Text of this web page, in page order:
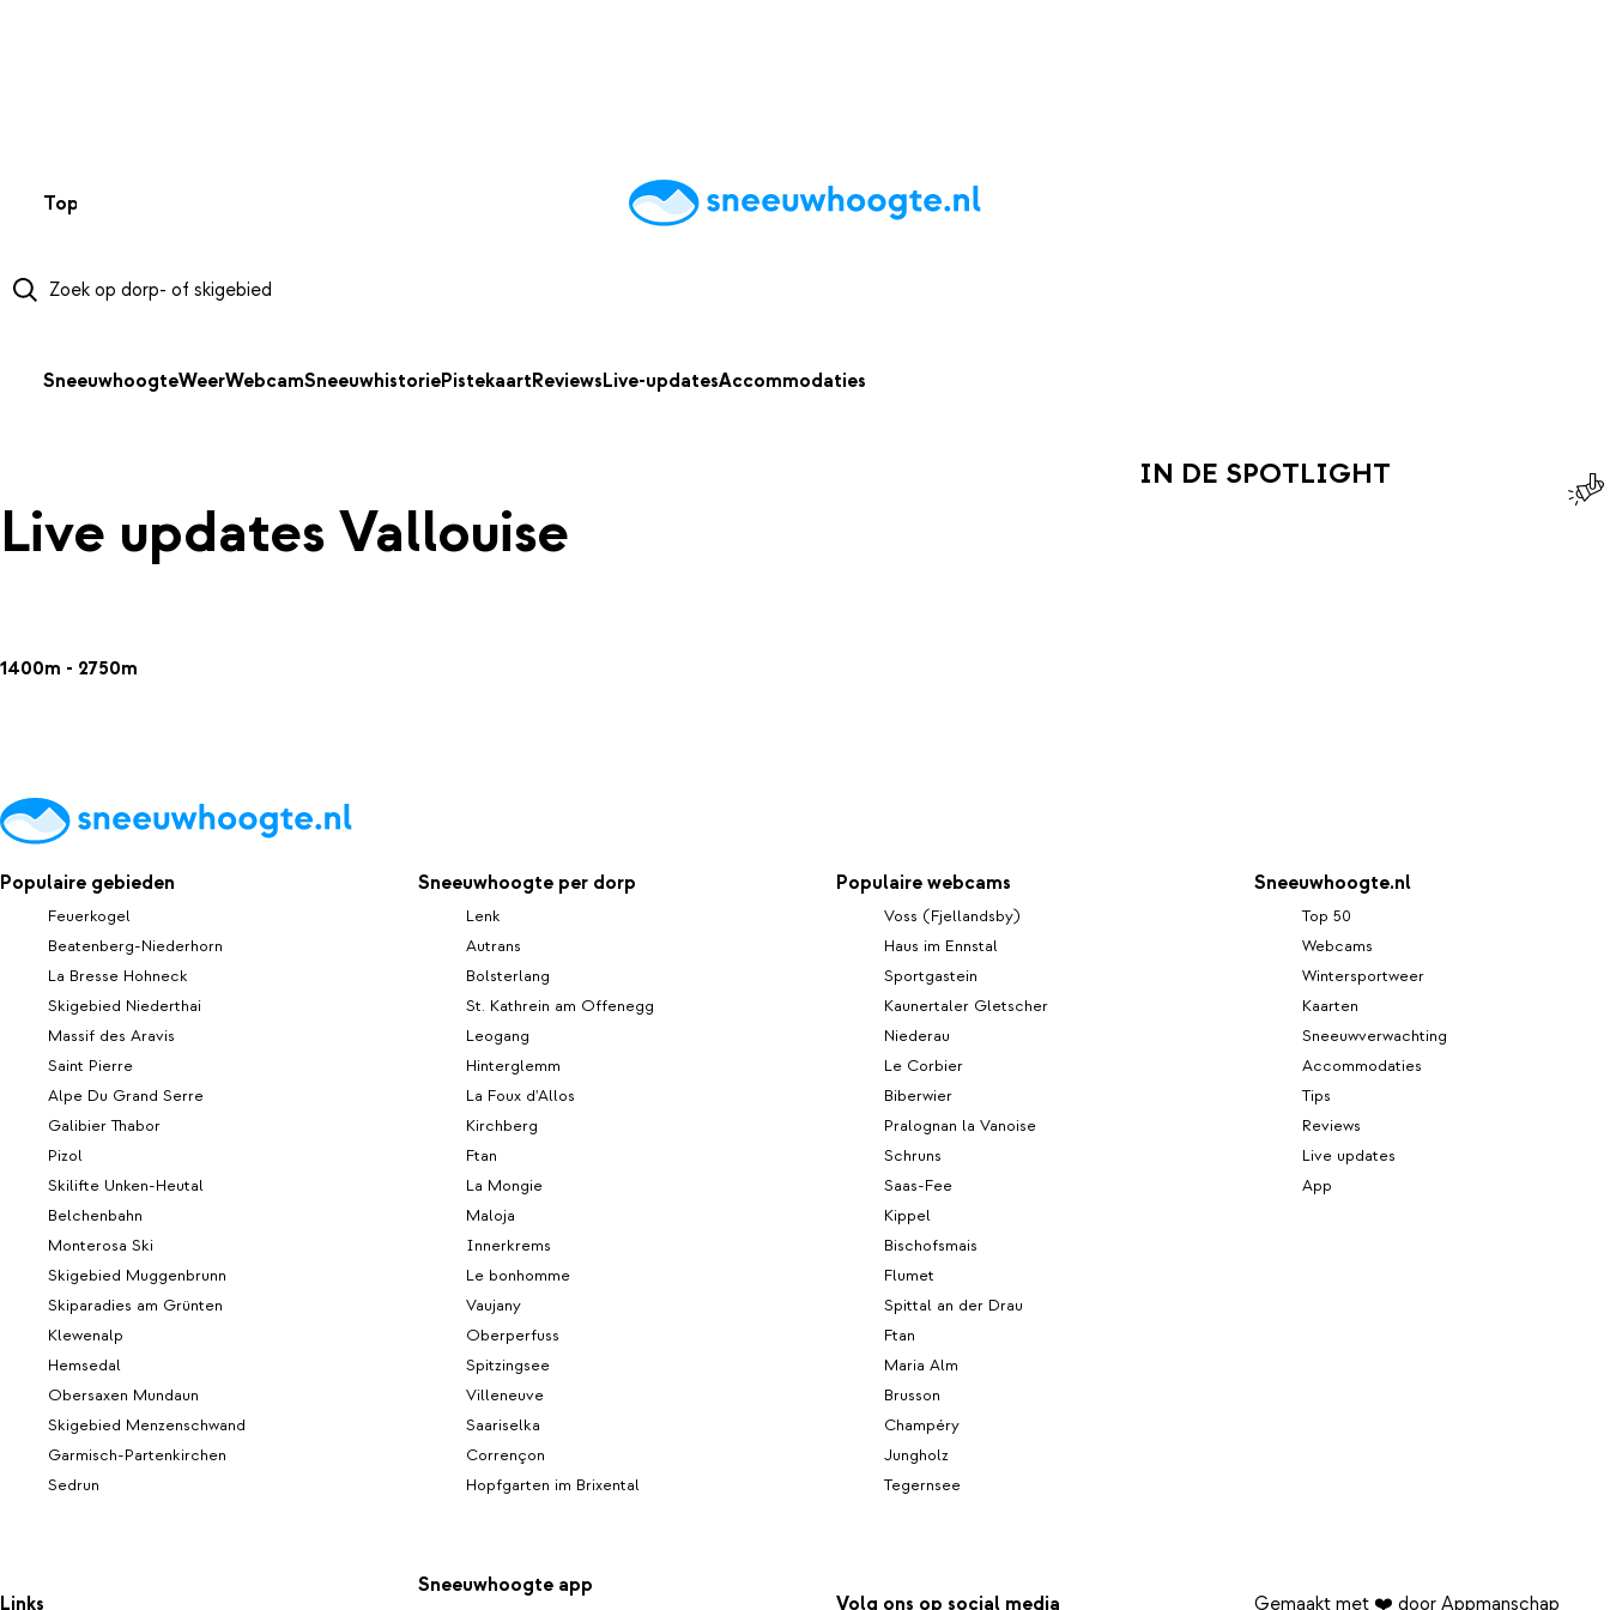
Top 50 AccommodatiesTipsReviewsLive updatesApp
SneeuwhoogteWeerWebcamSneeuwhistoriePistekaartReviewsLive-updatesAccommodaties
Live updates Vallouise
1400m - 2750m
IN DE SPOTLIGHT
Populaire gebieden
Feuerkogel
Beatenberg-Niederhorn
La Bresse Hohneck
Skigebied Niederthai
Massif des Aravis
Saint Pierre
Alpe Du Grand Serre
Galibier Thabor
Pizol
Skilifte Unken-Heutal
Belchenbahn
Monterosa Ski
Skigebied Muggenbrunn
Skiparadies am Grünten
Klewenalp
Hemsedal
Obersaxen Mundaun
Skigebied Menzenschwand
Garmisch-Partenkirchen
Sedrun
Sneeuwhoogte per dorp
Lenk
Autrans
Bolsterlang
St. Kathrein am Offenegg
Leogang
Hinterglemm
La Foux d'Allos
Kirchberg
Ftan
La Mongie
Maloja
Innerkrems
Le bonhomme
Vaujany
Oberperfuss
Spitzingsee
Villeneuve
Saariselka
Corrençon
Hopfgarten im Brixental
Populaire webcams
Voss (Fjellandsby)
Haus im Ennstal
Sportgastein
Kaunertaler Gletscher
Niederau
Le Corbier
Biberwier
Pralognan la Vanoise
Schruns
Saas-Fee
Kippel
Bischofsmais
Flumet
Spittal an der Drau
Ftan
Maria Alm
Brusson
Champéry
Jungholz
Tegernsee
Sneeuwhoogte.nl
Top 50
Webcams
Wintersportweer
Kaarten
Sneeuwverwachting
Accommodaties
Tips
Reviews
Live updates
App
Links
Sneeuwhoogte app
Volg ons op social media Gemaakt met ❤️ door Appmanschap